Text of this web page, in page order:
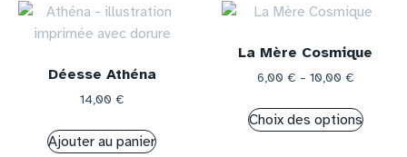
Déesse Athéna
14,00 €
Ajouter au panier
La Mère Cosmique
6,00 € – 10,00 €
Choix des options